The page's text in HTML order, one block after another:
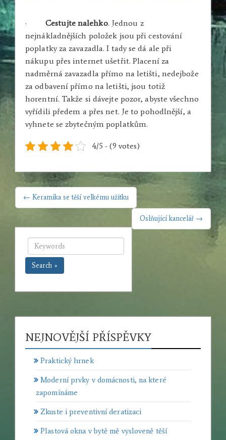
· Cestujte nalehko. Jednou z
nejnákladnějších položek jsou při cestování
poplatky za zavazadla. I tady se dá ale při
nákupu přes internet ušetřit. Placení za
nadměrná zavazadla přímo na letišti, nedejbože
za odbavení přímo na letišti, jsou totiž
horentní. Takže si dávejte pozor, abyste všechno
vyřídili předem a přes net. Je to pohodlnější, a
vyhnete se zbytečným poplatkům.
4/5 - (9 votes)
NAVIGACE
PRO
← Keramika se těší velkému užitku
Oslňující kancelář →
Search »
NEJNOVĚJŠÍ PŘÍSPĚVKY
Praktický hrnek
Moderní prvky v domácnosti, na které
zapomínáme
Zkuste i preventivní deratizaci
Plastová okna v bytě mě vysloveně těší